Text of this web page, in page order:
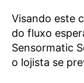
Visando este
do fluxo
Sensormatic
o lojista se